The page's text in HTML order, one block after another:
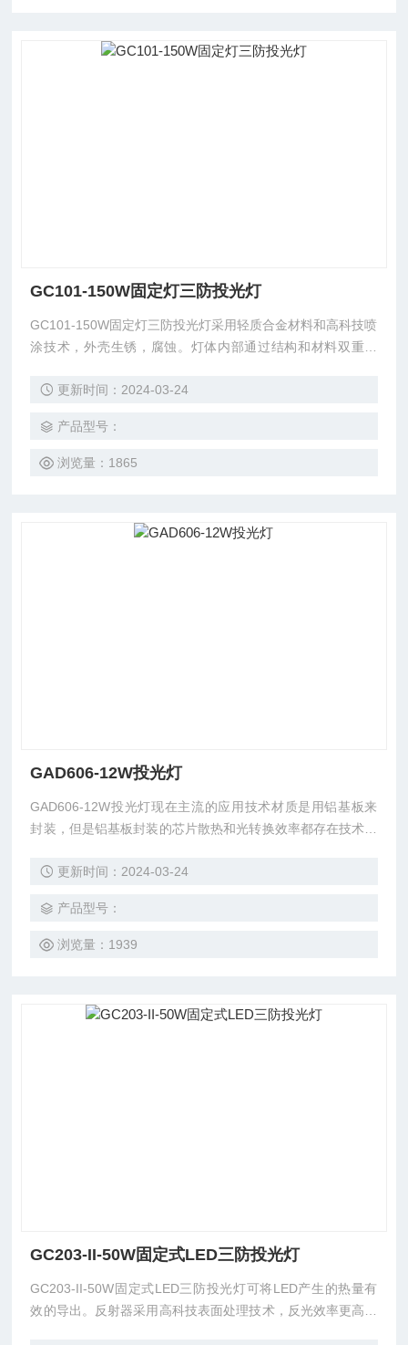
GC101-150W固定灯三防投光灯
GC101-150W固定灯三防投光灯采用轻质合金材料和高科技喷
涂技术，外壳生锈，腐蚀。灯体内部通过结构和材料双重减
性好，密封可靠，防水防尘。具有良好的电磁兼容性，不会对
更新时间：2024-03-24
产品型号：
浏览量：1865
GAD606-12W投光灯
GAD606-12W投光灯现在主流的应用技术材质是用铝基板来
封装，但是铝基板封装的芯片散热和光转换效率都存在技术核
并且应用会因为芯片光效越高。所需的铝基板面积就越大，会
更新时间：2024-03-24
产品型号：
浏览量：1939
GC203-II-50W固定式LED三防投光灯
GC203-II-50W固定式LED三防投光灯可将LED产生的热量有
效的导出。反射器采用高科技表面处理技术，反光效率更高；